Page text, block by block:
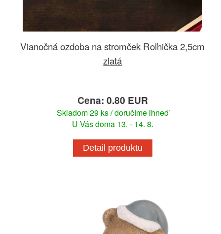
Vianočná ozdoba na stromček Roľnička 2,5cm
zlatá
Cena: 0.80 EUR
Skladom 29 ks / doručíme ihneď
U Vás doma 13. - 14. 8.
Detail produktu